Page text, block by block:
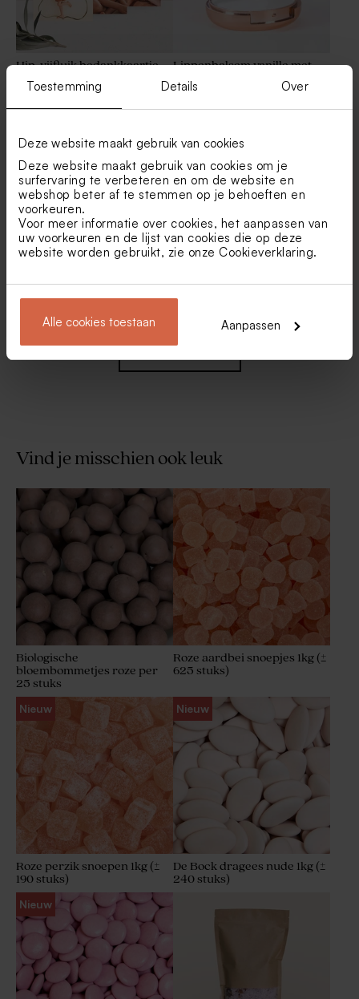
Toestemming Details Over
Deze website maakt gebruik van cookies
Deze website maakt gebruik van cookies om je
surfervaring te verbeteren en om de website en
webshop beter af te stemmen op je behoeften en
voorkeuren.
Voor meer informatie over cookies, het aanpassen van
uw voorkeuren en de lijst van cookies die op deze
website worden gebruikt, zie onze Cookieverklaring.
Alle cookies toestaan Aanpassen
Hip, vijfluik bedankkaartje
met veel foto's en goudfolie
naam en strikje
Lippenbalsem vanille met
spiegeltje
kurken deksel
goudkleurige voet
Hip snoepzakje met foto en
strikje in goudfolie
Afgerond snoepzakje met
foto, strikje en naam in
goudfolie
Kleine ronde sluitsticker (3,7
cm)
Bedankjes set roze met 27
bedankjes
Roze bellenblaas
Toon meer
Vind je misschien ook leuk
Biologische
bloembommetjes roze per
25 stuks
Roze aardbei snoepjes 1kg (±
625 stuks)
Nieuw
Roze perzik snoepen 1kg (±
190 stuks)
Nieuw
De Bock dragees nude 1kg (±
240 stuks)
Nieuw